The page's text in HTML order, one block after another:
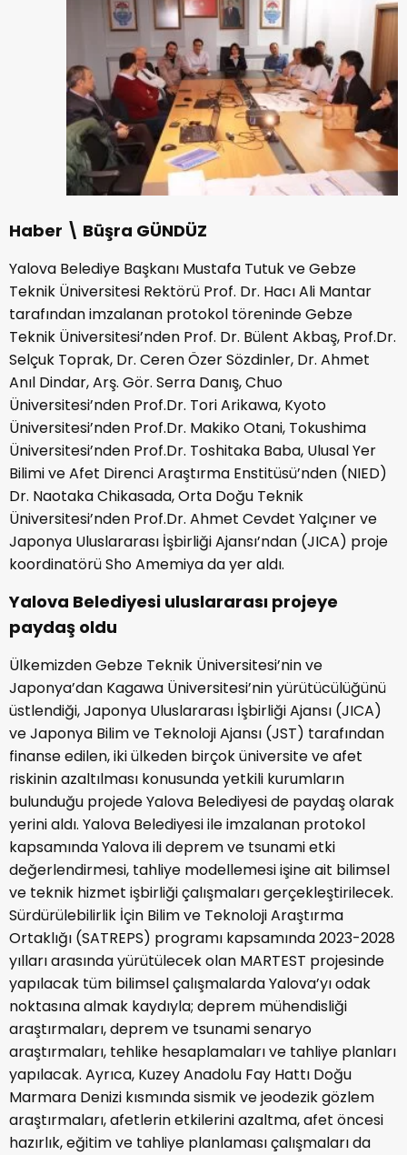
Haber \ Büşra GÜNDÜZ
Yalova Belediye Başkanı Mustafa Tutuk ve Gebze
Teknik Üniversitesi Rektörü Prof. Dr. Hacı Ali Mantar
tarafından imzalanan protokol töreninde Gebze
Teknik Üniversitesi’nden Prof. Dr. Bülent Akbaş, Prof.Dr.
Selçuk Toprak, Dr. Ceren Özer Sözdinler, Dr. Ahmet
Anıl Dindar, Arş. Gör. Serra Danış, Chuo
Üniversitesi’nden Prof.Dr. Tori Arikawa, Kyoto
Üniversitesi’nden Prof.Dr. Makiko Otani, Tokushima
Üniversitesi’nden Prof.Dr. Toshitaka Baba, Ulusal Yer
Bilimi ve Afet Direnci Araştırma Enstitüsü’nden (NIED)
Dr. Naotaka Chikasada, Orta Doğu Teknik
Üniversitesi’nden Prof.Dr. Ahmet Cevdet Yalçıner ve
Japonya Uluslararası İşbirliği Ajansı’ndan (JICA) proje
koordinatörü Sho Amemiya da yer aldı.
Yalova Belediyesi uluslararası projeye
paydaş oldu
Ülkemizden Gebze Teknik Üniversitesi’nin ve
Japonya’dan Kagawa Üniversitesi’nin yürütücülüğünü
üstlendiği, Japonya Uluslararası İşbirliği Ajansı (JICA)
ve Japonya Bilim ve Teknoloji Ajansı (JST) tarafından
finanse edilen, iki ülkeden birçok üniversite ve afet
riskinin azaltılması konusunda yetkili kurumların
bulunduğu projede Yalova Belediyesi de paydaş olarak
yerini aldı. Yalova Belediyesi ile imzalanan protokol
kapsamında Yalova ili deprem ve tsunami etki
değerlendirmesi, tahliye modellemesi işine ait bilimsel
ve teknik hizmet işbirliği çalışmaları gerçekleştirilecek.
Sürdürülebilirlik İçin Bilim ve Teknoloji Araştırma
Ortaklığı (SATREPS) programı kapsamında 2023-2028
yılları arasında yürütülecek olan MARTEST projesinde
yapılacak tüm bilimsel çalışmalarda Yalova’yı odak
noktasına almak kaydıyla; deprem mühendisliği
araştırmaları, deprem ve tsunami senaryo
araştırmaları, tehlike hesaplamaları ve tahliye planları
yapılacak. Ayrıca, Kuzey Anadolu Fay Hattı Doğu
Marmara Denizi kısmında sismik ve jeodezik gözlem
araştırmaları, afetlerin etkilerini azaltma, afet öncesi
hazırlık, eğitim ve tahliye planlaması çalışmaları da